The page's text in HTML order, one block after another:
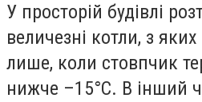
У просторій будівлі
величезні котли, з
лише, коли стовпчик
нижче –15°С. В інший